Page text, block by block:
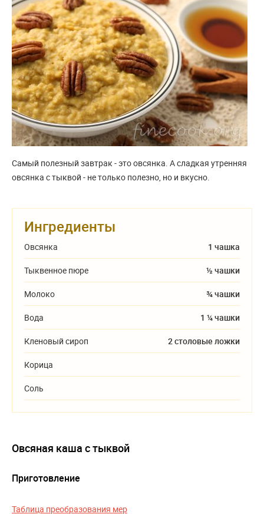
Самый полезный завтрак - это овсянка. А сладкая утренняя
овсянка с тыквой - не только полезно, но и вкусно.
Ингредиенты
Овсянка 1 чашка
Тыквенное пюре ½ чашки
Молоко ¾ чашки
Вода 1 ¼ чашки
Кленовый сироп 2 столовые ложки
Корица
Соль
Овсяная каша с тыквой
Приготовление
Таблица преобразования мер